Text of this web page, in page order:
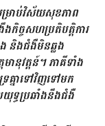
ម្រាប់វិស័យសុខភាព
កិច្ចសហប្រតិបត្តិការ
និងជំងឺមិនឆ្លង
ានុវត្តន៍។ ភាគីទាំង
រគ្នាទៅវិញទៅមក
ប្រយុទ្ធប្រឆាំងនឹងជំងឺ